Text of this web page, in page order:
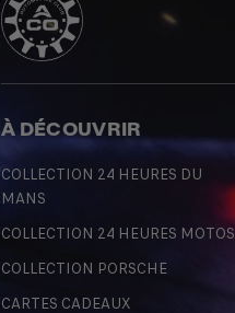
À DÉCOUVRIR
COLLECTION 24 HEURES DU
MANS
COLLECTION 24 HEURES MOTOS
COLLECTION PORSCHE
CARTES CADEAUX